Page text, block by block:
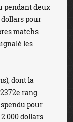
pendant deux
dollars pour
matchs
les
dont la
rang
pour
dollars